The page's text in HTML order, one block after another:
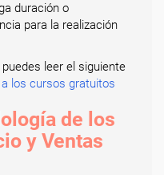
duración o
para la realización
leer el siguiente
los cursos gratuitos
de los
y Ventas